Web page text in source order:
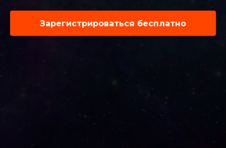
Зарегистрироваться бесплатно